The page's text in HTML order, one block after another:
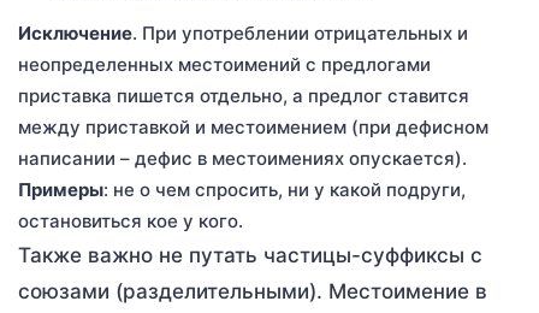
Исключение. При употреблении отрицательных и
неопределенных местоимений с предлогами
приставка пишется отдельно, а предлог ставится
между приставкой и местоимением (при дефисном
написании – дефис в местоимениях опускается).
Примеры: не о чем спросить, ни у какой подруги,
остановиться кое у кого.
Также важно не путать частицы-суффиксы с
союзами (разделительными). Местоимение в